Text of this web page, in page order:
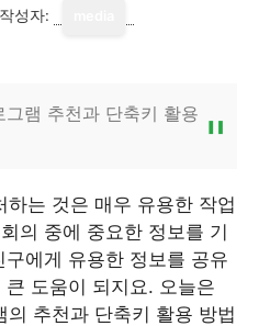
작성자:
램 추천과 단축키 활용
하는 것은 매우 유용한 작업
의 중에 중요한 정보를 기
에게 유용한 정보를 공유
도움이 되지요. 오늘은
의 추천과 단축키 활용 방법